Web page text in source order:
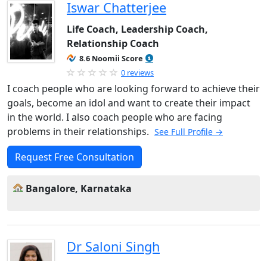
Iswar Chatterjee
Life Coach, Leadership Coach,
Relationship Coach
8.6 Noomii Score
0 reviews
I coach people who are looking forward to achieve their
goals, become an idol and want to create their impact
in the world. I also coach people who are facing
problems in their relationships. See Full Profile →
Request Free Consultation
Bangalore, Karnataka
Dr Saloni Singh